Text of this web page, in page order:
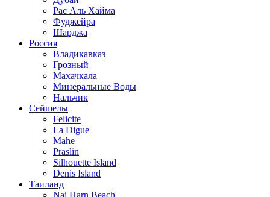
Рас Аль Хайма
Фуджейра
Шарджа
Россия
Владикавказ
Грозный
Махачкала
Минеральные Воды
Нальчик
Сейшелы
Felicite
La Digue
Mahe
Praslin
Silhouette Island
Denis Island
Таиланд
Nai Harn Beach